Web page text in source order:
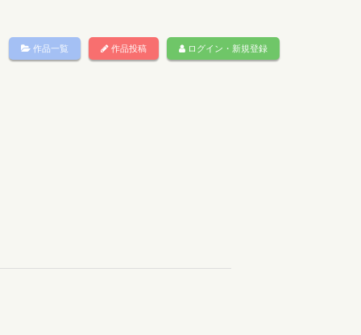
作品一覧 作品投稿 ログイン・新規登録